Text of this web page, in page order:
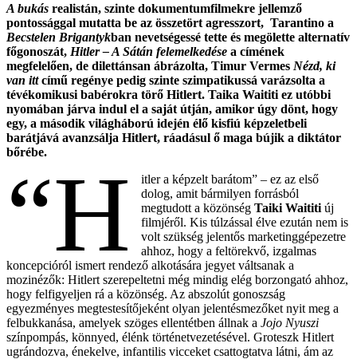
A bukás realistán, szinte dokumentumfilmekre jellemző
pontossággal mutatta be az összetört agresszort, Tarantino a
Becstelen Brigantykban nevetségessé tette és megölette alternatív
főgonoszát, Hitler – A Sátán felemelkedése a címének
megfelelően, de dilettánsan ábrázolta, Timur Vermes Nézd, ki
van ittcímű regénye pedig szinte szimpatikussá varázsolta a
tévékomikusi babérokra törő Hitlert. Taika Waititi ez utóbbi
nyomában járva indul el a saját útján, amikor úgy dönt, hogy
egy, a második világháború idején élő kisfiú képzeletbeli
barátjává avanzsálja Hitlert, ráadásul ő maga bújik a diktátor
bőrébe.
“H
itler a képzelt barátom” – ez az első
dolog, amit bármilyen forrásból
megtudott a közönségTaiki Waititi új
filmjéről. Kis túlzással élve ezután nem is
volt szükség jelentős marketinggépezetre
ahhoz, hogy a feltörekvő, izgalmas
koncepcióról ismert rendező alkotására jegyet váltsanak a
mozinézők: Hitlert szerepeltetni még mindig elég borzongató ahhoz,
hogy felfigyeljen rá a közönség. Az abszolút gonoszság
egyezményes megtestesítőjeként olyan jelentésmezőket nyit meg a
felbukkanása, amelyek szöges ellentétben állnak a Jojo Nyuszi
színpompás, könnyed, élénk történetvezetésével. Groteszk Hitlert
ugrándozva, énekelve, infantilis vicceket csattogtatva látni, ám az